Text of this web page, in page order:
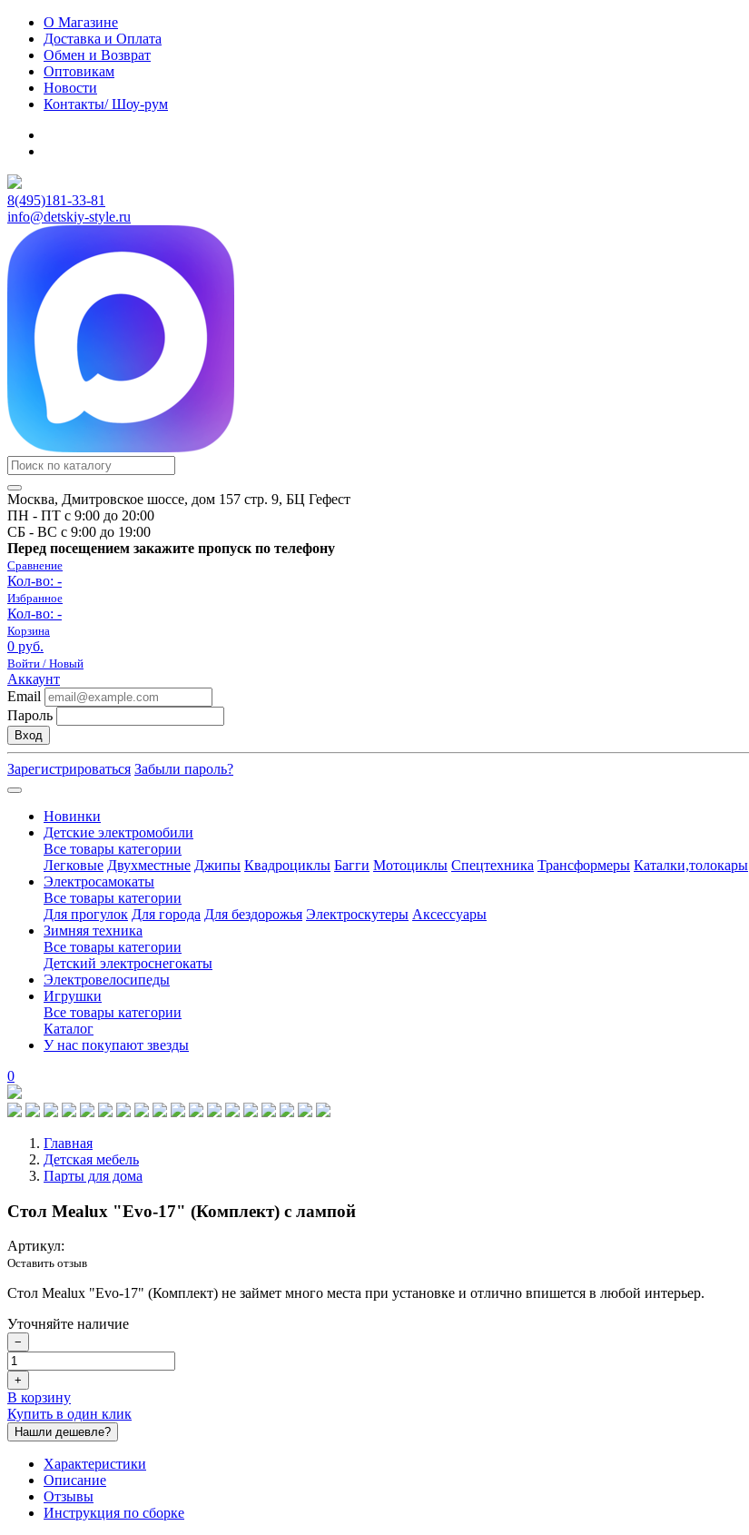
О Магазине
Доставка и Оплата
Обмен и Возврат
Оптовикам
Новости
Контакты/ Шоу-рум
8(495)181-33-81
info@detskiy-style.ru
Москва, Дмитровское шоссе, дом 157 стр. 9, БЦ Гефест
ПН - ПТ с 9:00 до 20:00
СБ - ВС с 9:00 до 19:00
Перед посещением закажите пропуск по телефону
Сравнение
Кол-во: -
Избранное
Кол-во: -
Корзина
0 руб.
Войти / Новый
Аккаунт
Email
Пароль
Вход
Зарегистрироваться Забыли пароль?
Новинки
Детские электромобили
Все товары категории
Легковые Двухместные Джипы Квадроциклы Багги Мотоциклы Спецтехника Трансформеры Каталки,толокары
Электросамокаты
Все товары категории
Для прогулок Для города Для бездорожья Электроскутеры Аксессуары
Зимняя техника
Все товары категории
Детский электроснегокаты
Электровелосипеды
Игрушки
Все товары категории
Каталог
У нас покупают звезды
0
Главная
Детская мебель
Парты для дома
Стол Mealux "Evo-17" (Комплект) с лампой
Артикул:
Оставить отзыв
Стол Mealux "Evo-17" (Комплект) не займет много места при установке и отлично впишется в любой интерьер.
Уточняйте наличие
−
+
В корзину
Купить в один клик
Нашли дешевле?
Характеристики
Описание
Отзывы
Инструкция по сборке